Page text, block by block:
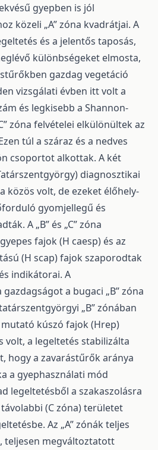
gyepben is jól
közeli „A” zóna kvadrátjai. A
és a jelentős taposás,
különbségeket elmosta,
gazdag vegetáció
vizsgálati évben itt volt a
és legkisebb a Shannon-
zóna felvételei elkülönültek az
túl a száraz és a nedves
csoportot alkottak. A két
diagnosztikai
közös volt, de ezeket élőhely-
gyomjellegű és
A „B” és „C” zóna
fajok (H caesp) és az
(H scap) fajok szaporodtak
indikátorai. A
a bugaci „B” zóna
„B” zónában
kúszó fajok (Hrep)
volt, a legeltetés stabilizálta
hogy a zavarástűrők aránya
a gyephasználati mód
legeltetésből a szakaszolásra
(C zóna) területet
Az „A” zónák teljes
teljesen megváltoztatott